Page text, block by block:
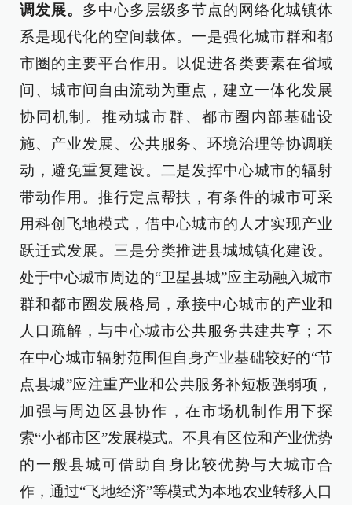
调发展。 多中心多层级多节点的网络化城镇体
系是现代化的空间载体。一是强化城市群和都
市圈的主要平台作用。以促进各类要素在省域
间、城市间自由流动为重点，建立一体化发展
协同机制。推动城市群、都市圈内部基础设
施、产业发展、公共服务、环境治理等协调联
动，避免重复建设。二是发挥中心城市的辐射
带动作用。推行定点帮扶，有条件的城市可采
用科创飞地模式，借中心城市的人才实现产业
跃迁式发展。三是分类推进县城城镇化建设。
处于中心城市周边的“卫星县城”应主动融入城市
群和都市圈发展格局，承接中心城市的产业和
人口疏解，与中心城市公共服务共建共享；不
在中心城市辐射范围但自身产业基础较好的“节
点县城”应注重产业和公共服务补短板强弱项，
加强与周边区县协作，在市场机制作用下探
索“小都市区”发展模式。不具有区位和产业优势
的一般县城可借助自身比较优势与大城市合
作，通过“飞地经济”等模式为本地农业转移人口